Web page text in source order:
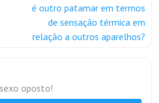
é outro patamar em termos
de sensação térmica em
relação a outros aparelhos?
oposto!